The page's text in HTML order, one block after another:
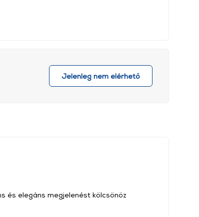
Jelenleg nem elérhető
és elegáns megjelenést kölcsönöz